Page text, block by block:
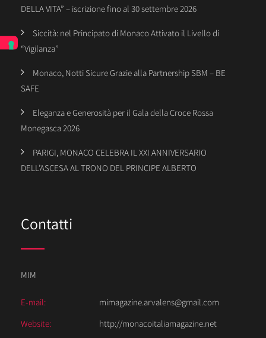
DELLA VITA” – iscrizione fino al 30 settembre 2026
Siccità: nel Principato di Monaco Attivato il Livello di
“Vigilanza”
Monaco, Notti Sicure Grazie alla Partnership SBM – BE
SAFE
Eleganza e Generosità per il Gala della Croce Rossa
Monegasca 2026
PARIGI, MONACO CELEBRA IL XXI ANNIVERSARIO
DELL’ASCESA AL TRONO DEL PRINCIPE ALBERTO
Contatti
MIM
E-mail:
mimagazine.arvalens@gmail.com
Website:
http://monacoitaliamagazine.net